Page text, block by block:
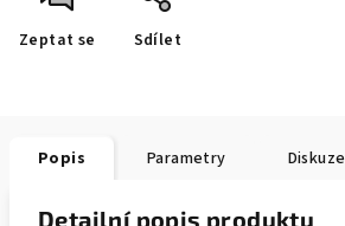
Zeptat se Sdílet
Popis Parametry Diskuze
Detailní popis produktu